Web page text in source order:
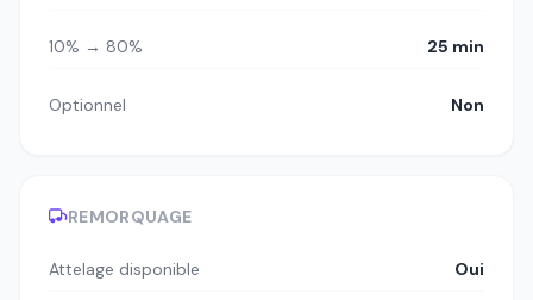
10% → 80% 25 min
Optionnel Non
REMORQUAGE
Attelage disponible Oui